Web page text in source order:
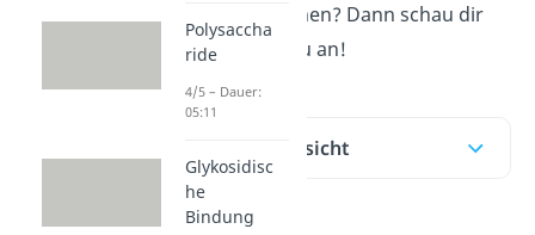
schneller verstehen? Dann schau dir
unser Video dazu an!
Inhaltsübersicht
Polysaccha
ride
4/5 – Dauer:
05:11
Glykosidisc
he
Bindung